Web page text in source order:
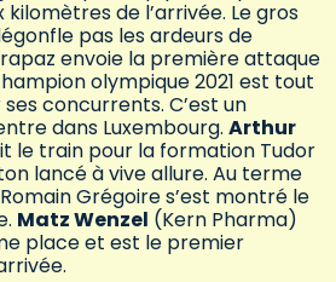
de l’arrivée. Le gros
pas les ardeurs de
envoie la première attaque
olympique 2021 est tout
concurrents. C’est un
dans Luxembourg. Arthur
le train pour la formation Tudor
lancé à vive allure. Au terme
Grégoire s’est montré le
Matz Wenzel (Kern Pharma)
place et est le premier